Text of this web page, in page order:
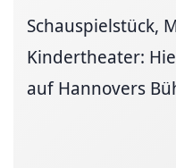
Schauspielstück,
Kindertheater:
auf Hannovers